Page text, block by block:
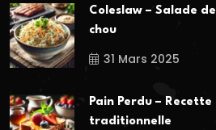
Coleslaw – Salade de
chou
31 Mars 2025
Pain Perdu – Recette
traditionnelle